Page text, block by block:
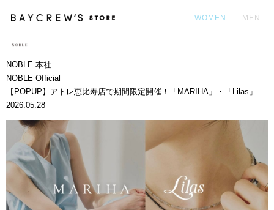
WOMEN MEN
NOBLE 本社
NOBLE Official
【POPUP】アトレ恵比寿店で期間限定開催！「MARIHA」・「Lilas」
2026.05.28